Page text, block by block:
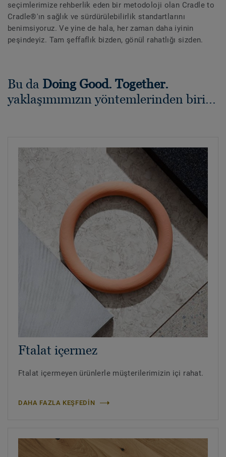
seçimlerimize rehberlik eden bir metodoloji olan Cradle to
Cradle®'ın sağlık ve sürdürülebilirlik standartlarını
benimsiyoruz. Ve yine de hala, her zaman daha iyinin
peşindeyiz. Tam şeffaflık bizden, gönül rahatlığı sizden.
Bu da Doing Good. Together.
yaklaşımımızın yöntemlerinden biri...
Ftalat içermez
Ftalat içermeyen ürünlerle müşterilerimizin içi rahat.
DAHA FAZLA KEŞFEDIN